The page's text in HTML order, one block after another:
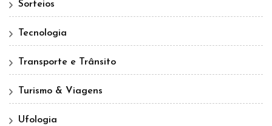
Sorteios
Tecnologia
Transporte e Trânsito
Turismo & Viagens
Ufologia